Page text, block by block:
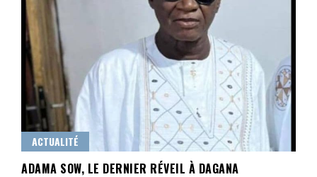
ACTUALITÉ
ADAMA SOW, LE DERNIER RÉVEIL À DAGANA